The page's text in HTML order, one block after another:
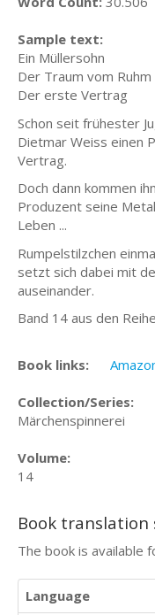
Sample text:
Ein Müllersohn
Der Traum vom Ruhm
Der erste Vertrag
Schon seit frühester
Dietmar Weiss einen
Vertrag.
Doch dann kommen
Produzent seine
Leben ...
Rumpelstilzchen
setzt sich dabei mit
auseinander.
Band 14 aus den
Book links:
Collection/Series:
Märchenspinnerei
Volume:
14
Book translation
The book is available
Language